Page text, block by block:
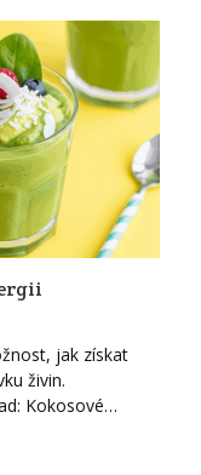
jak získat
živin.
Kokosové…